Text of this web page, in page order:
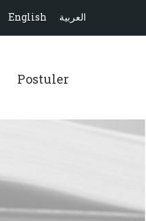
English العربية
Postuler